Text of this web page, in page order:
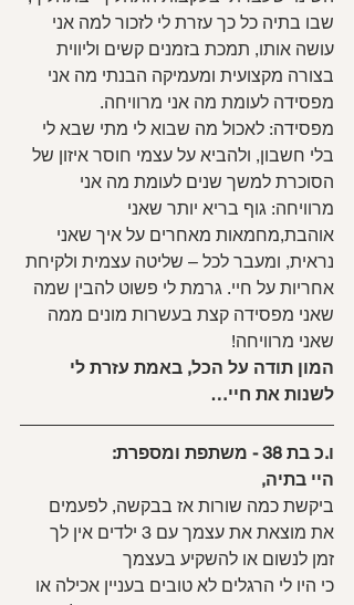
שבו בתיה כל כך עזרת לי לזכור למה אני
עושה אותו, תמכת בזמנים קשים וליווית
בצורה מקצועית ומעמיקה הבנתי מה אני
מפסידה לעומת מה אני מרוויחה.
מפסידה: לאכול מה שבוא לי מתי שבא לי
בלי חשבון, ולהביא על עצמי חוסר איזון של
הסוכרת למשך שנים לעומת מה אני
מרוויחה: גוף בריא יותר שאני
אוהבת,מחמאות מאחרים על איך שאני
נראית, ומעבר לכל – שליטה עצמית ולקיחת
אחריות על חיי. גרמת לי פשוט להבין שמה
שאני מפסידה קצת בעשרות מונים ממה
שאני מרוויחה!
המון תודה על הכל, באמת עזרת לי
לשנות את חיי…
ו.כ בת 38 - משתפת ומספרת:
היי בתיה,
ביקשת כמה שורות אז בבקשה, לפעמים
את מוצאת את עצמך עם 3 ילדים אין לך
זמן לנשום או להשקיע בעצמך
כי היו לי הרגלים לא טובים בעניין אכילה או